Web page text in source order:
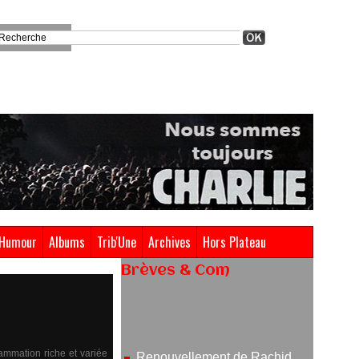
Humour Albums Trib'Une Archives Hors Plateau
riche et variée
Brèves & Com
05/08/2026